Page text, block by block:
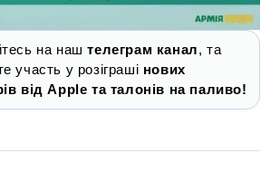
на наштелеграм канал, та
участь у розіграші нових
від Apple та талонів на паливо!